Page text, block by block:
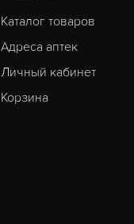
Каталог товаров
Адреса аптек
Личный кабинет
Корзина